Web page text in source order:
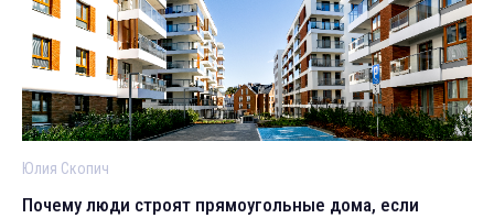
Юлия Скопич
Почему люди строят прямоугольные дома, если